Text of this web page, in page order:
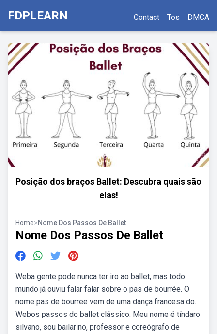
FDPLEARN Contact Tos DMCA
Posição dos braços Ballet: Descubra quais são
elas!
Home>Nome Dos Passos De Ballet
Nome Dos Passos De Ballet
Weba gente pode nunca ter iro ao ballet, mas todo
mundo já ouviu falar falar sobre o pas de bourrée. O
nome pas de bourrée vem de uma dança francesa do.
Webos passos do ballet clássico. Meu nome é tíndaro
silvano, sou bailarino, professor e coreógrafo de